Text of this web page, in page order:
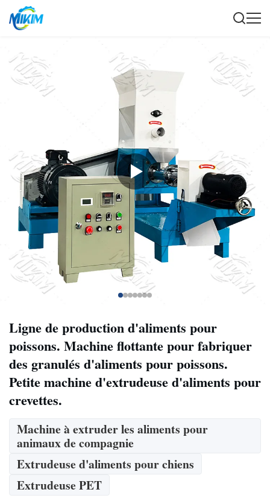
Ligne de production d'aliments pour
poissons. Machine flottante pour fabriquer
des granulés d'aliments pour poissons.
Petite machine d'extrudeuse d'aliments pour
crevettes.
Machine à extruder les aliments pour
animaux de compagnie
Extrudeuse d'aliments pour chiens
Extrudeuse PET